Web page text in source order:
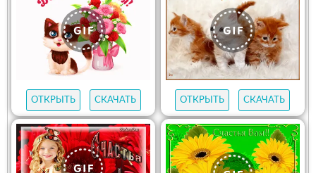
ОТКРЫТЬ СКАЧАТЬ ОТКРЫТЬ СКАЧАТЬ